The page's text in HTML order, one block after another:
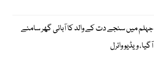
جہلم میں سنجے دت کے والد کا آبائی گھر سامنے
آگیا، ویڈیو وائرل